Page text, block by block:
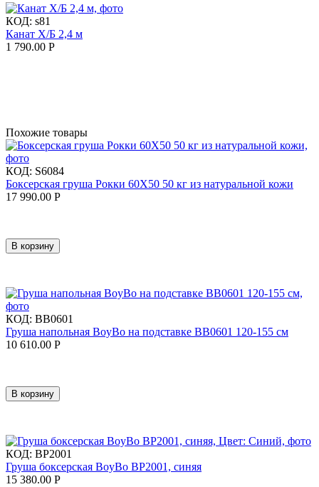
КОД: s81
Канат Х/Б 2,4 м
1 790.00 Р
Похожие товары
КОД: S6084
Боксерская груша Рокки 60X50 50 кг из натуральной кожи
17 990.00 Р
В корзину
КОД: BB0601
Груша напольная BoyBo на подставке BB0601 120-155 см
10 610.00 Р
В корзину
КОД: BP2001
Груша боксерская BoyBo BP2001, синяя
15 380.00 Р